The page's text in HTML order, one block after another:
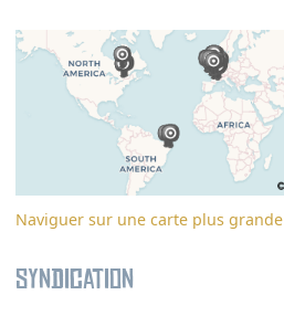
Naviguer sur une carte plus grande
Syndication